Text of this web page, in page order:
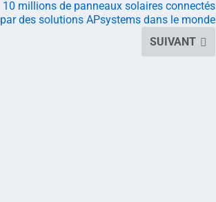
10 millions de panneaux solaires connectés
par des solutions APsystems dans le monde
SUIVANT